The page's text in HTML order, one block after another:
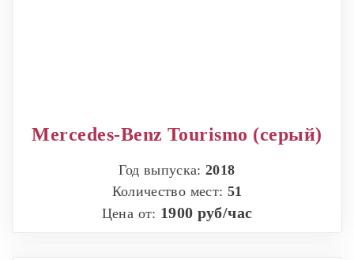
Mercedes-Benz Tourismo (серый)
Год выпуска:2018
Количество мест: 51
Цена от: 1900 руб/час